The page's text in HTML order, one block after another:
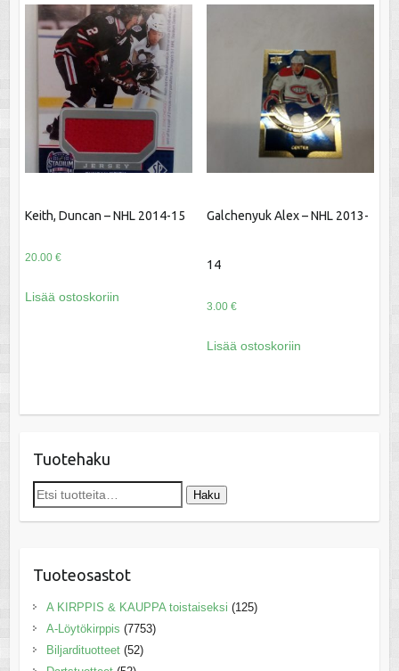
Keith, Duncan – NHL 2014-15
20.00 €
Lisää ostoskoriin
Galchenyuk Alex – NHL 2013-
14
3.00 €
Lisää ostoskoriin
Tuotehaku
Etsi: Haku
Tuoteosastot
A KIRPPIS & KAUPPA toistaiseksi (125)
A-Löytökirppis (7753)
Biljardituotteet (52)